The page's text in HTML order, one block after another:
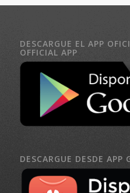
DESCARGUE EL APP
OFFICIAL APP
DESCARGUE DESDE APP